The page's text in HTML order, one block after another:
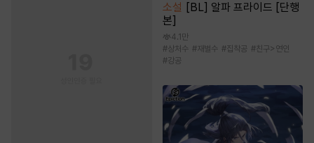
소설
[BL] 알파 프라이드 [단행
본]
4.1만
#상처수 #재벌수 #집착공 #친구>연인
#강공